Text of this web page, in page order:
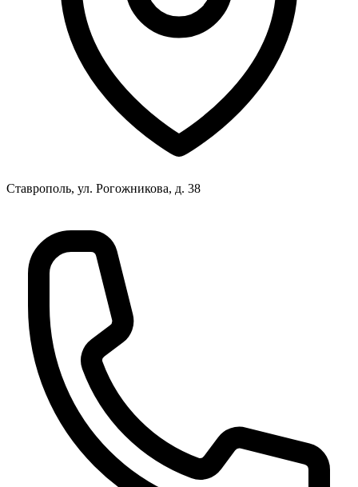
Ставрополь, ул. Рогожникова, д. 38